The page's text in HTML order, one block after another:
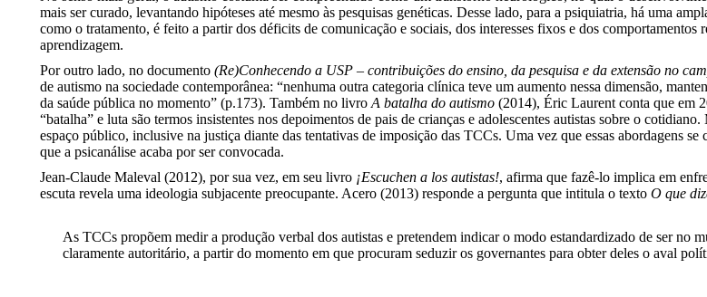
mais ser curado, levantando hipóteses até mesmo às pesquisas genéticas. Desse lado, para a psiquiatria, há uma
como o tratamento, é feito a partir dos déficits de comunicação e sociais, dos interesses fixos e dos
aprendizagem.
Por outro lado, no documento (Re)Conhecendo a USP – contribuições do ensino, da pesquisa e da extensão no
de autismo na sociedade contemporânea: “nenhuma outra categoria clínica teve um aumento nessa dimensão,
da saúde pública no momento” (p.173). Também no livro A batalha do autismo (2014), Éric Laurent conta que em
“batalha” e luta são termos insistentes nos depoimentos de pais de crianças e adolescentes autistas sobre o
espaço público, inclusive na justiça diante das tentativas de imposição das TCCs. Uma vez que essas abordagens
que a psicanálise acaba por ser convocada.
Jean-Claude Maleval (2012), por sua vez, em seu livro ¡Escuchen a los autistas!, afirma que fazê-lo implica em
escuta revela uma ideologia subjacente preocupante. Acero (2013) responde a pergunta que intitula o texto O que
As TCCs propõem medir a produção verbal dos autistas e pretendem indicar o modo estandardizado de ser no
claramente autoritário, a partir do momento em que procuram seduzir os governantes para obter deles o aval